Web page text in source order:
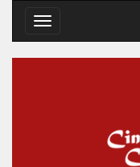
Toggle